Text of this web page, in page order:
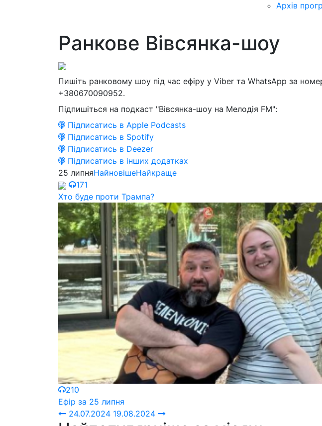
Архів
Ранкове Вівсянка-шоу
Пишіть ранковому шоу під час ефіру у Viber та WhatsApp за
+380670090952.
Підпишіться на подкаст "Вівсянка-шоу на Мелодія FM":
Підписатись в Apple Podcasts
Підписатись в Spotify
Підписатись в Deezer
Підписатись в інших додатках
25 липняНайновішеНайкраще
171
Хто буде проти Трампа?
210
Ефір за 25 липня
24.07.2024 19.08.2024